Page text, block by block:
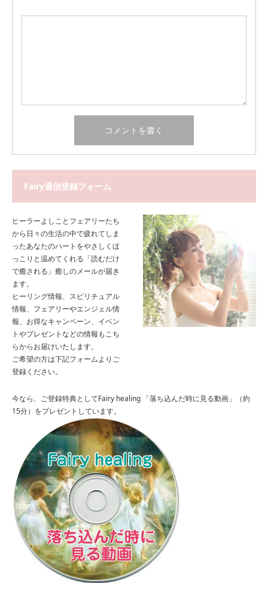
Fairy通信登録フォーム
ヒーラーよしことフェアリーたち
から日々の生活の中で疲れてしま
ったあなたのハートをやさしくほ
っこりと温めてくれる「読むだけ
で癒される」癒しのメールが届き
ます。
ヒーリング情報、スピリチュアル
情報、フェアリーやエンジェル情
報、お得なキャンペーン、イベン
トやプレゼントなどの情報もこち
らからお届けいたします。
ご希望の方は下記フォームよりご
登録ください。
今なら、ご登録特典としてFairy healing 「落ち込んだ時に見る動画」（約
15分）をプレゼントしています。